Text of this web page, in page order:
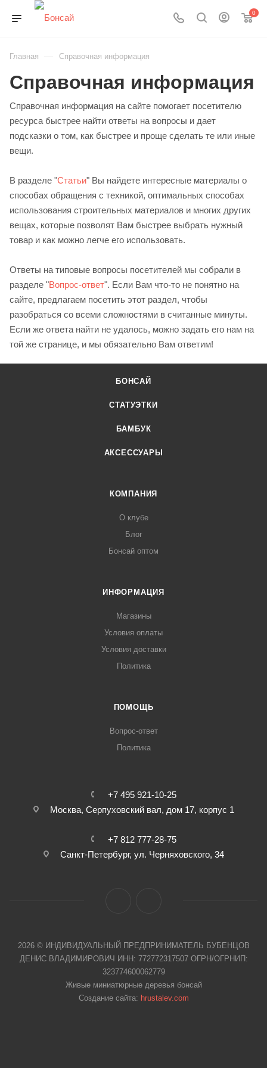
0
Главная — Справочная информация
Справочная информация
Справочная информация на сайте помогает посетителю
ресурса быстрее найти ответы на вопросы и дает
подсказки о том, как быстрее и проще сделать те или иные
вещи.
В разделе "Статьи" Вы найдете интересные материалы о
способах обращения с техникой, оптимальных способах
использования строительных материалов и многих других
вещах, которые позволят Вам быстрее выбрать нужный
товар и как можно легче его использовать.
Ответы на типовые вопросы посетителей мы собрали в
разделе "Вопрос-ответ". Если Вам что-то не понятно на
сайте, предлагаем посетить этот раздел, чтобы
разобраться со всеми сложностями в считанные минуты.
Если же ответа найти не удалось, можно задать его нам на
той же странице, и мы обязательно Вам ответим!
БОНСАЙ
СТАТУЭТКИ
БАМБУК
АКСЕССУАРЫ
КОМПАНИЯ
О клубе
Блог
Бонсай оптом
ИНФОРМАЦИЯ
Магазины
Условия оплаты
Условия доставки
Политика
ПОМОЩЬ
Вопрос-ответ
Политика
+7 495 921-10-25
Москва, Cерпуховский вал, дом 17, корпус 1
+7 812 777-28-75
Санкт-Петербург, ул. Черняховского, 34
2026 © ИНДИВИДУАЛЬНЫЙ ПРЕДПРИНИМАТЕЛЬ БУБЕНЦОВ
ДЕНИС ВЛАДИМИРОВИЧ ИНН: 772772317507 ОГРН/ОГРНИП:
323774600062779
Живые миниатюрные деревья бонсай
Создание сайта: hrustalev.com